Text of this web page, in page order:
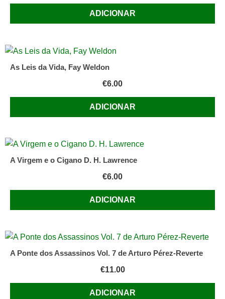
ADICIONAR
As Leis da Vida, Fay Weldon
€6.00
ADICIONAR
A Virgem e o Cigano D. H. Lawrence
€6.00
ADICIONAR
A Ponte dos Assassinos Vol. 7 de Arturo Pérez-Reverte
€11.00
ADICIONAR